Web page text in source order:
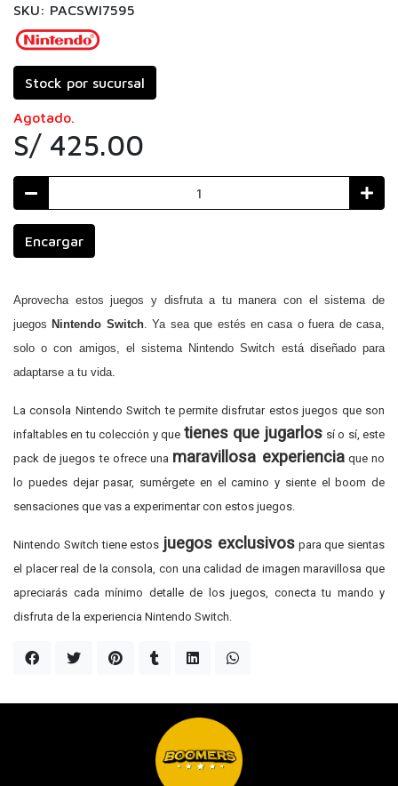
SKU: PACSWI7595
Stock por sucursal
Agotado.
S/ 425.00
Encargar
Aprovecha estos juegos y disfruta a tu manera con el sistema de
juegos Nintendo Switch. Ya sea que estés en casa o fuera de casa,
solo o con amigos, el sistema Nintendo Switch está diseñado para
adaptarse a tu vida.
La consola Nintendo Switch te permite disfrutar estos juegos que son
infaltables en tu colección y que tienes que jugarlos sí o sí, este
pack de juegos te ofrece una maravillosa experienciaque no
lo puedes dejar pasar, sumérgete en el camino y siente el boom de
sensaciones que vas a experimentar con estos juegos.
Nintendo Switch tiene estos juegos exclusivospara que sientas
el placer real de la consola, con una calidad de imagen maravillosa que
apreciarás cada mínimo detalle de los juegos, conecta tu mando y
disfruta de la experiencia Nintendo Switch.